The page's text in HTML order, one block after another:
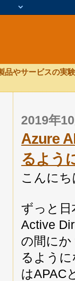
品やサービスの実
2019年
Azure
るよう
こんに
ずっと
Active
の間にか
るよう
はAPAC